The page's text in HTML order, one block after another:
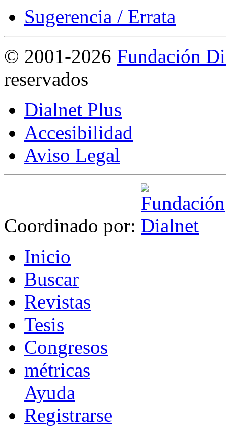
Sugerencia / Errata
© 2001-2026 Fundación
reservados
Dialnet Plus
Accesibilidad
Aviso Legal
Coordinado por:
Inicio
Buscar
Revistas
Tesis
Congresos
métricas
Ayuda
Registrarse